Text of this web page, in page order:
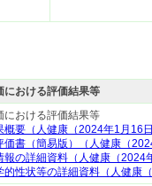
における評価結果等
における評価結果等
概要（人健康（2024年1月16
価書（簡易版）（人健康（
報の詳細資料（人健康（2024
的性状等の詳細資料（人健康